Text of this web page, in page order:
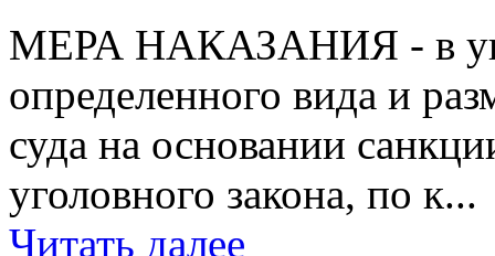
МЕРА НАКАЗАНИЯ - в
определенного вида и
суда на основании
уголовного закона, по к...
Читать далее